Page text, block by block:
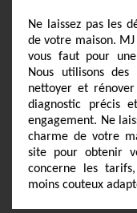
Ne laissez pas les
de votre maison.
vous faut pour
Nous utilisons des
nettoyer et
diagnostic précis
engagement. Ne
charme de votre
site pour obtenir
concerne les
moins couteux